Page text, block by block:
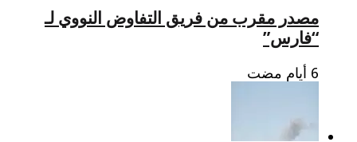
مصدر مقرب من فريق التفاوض النووي لـ
“فارس”